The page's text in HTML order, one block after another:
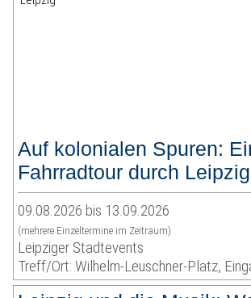
Auf kolonialen Spuren:
Fahrradtour durch Leipzig
09.08.2026 bis 13.09.2026
(mehrere Einzeltermine im Zeitraum)
Leipziger Stadtevents
Treff/Ort: Wilhelm-Leuschner-Platz,